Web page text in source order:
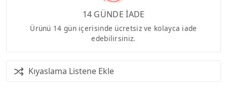
14 GÜNDE İADE
Ürünü 14 gün içerisinde ücretsiz ve kolayca iade
edebilirsiniz.
Kıyaslama Listene Ekle